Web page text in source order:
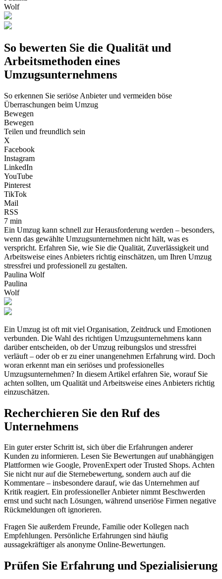
Wolf
So bewerten Sie die Qualität und
Arbeitsmethoden eines
Umzugsunternehmens
So erkennen Sie seriöse Anbieter und vermeiden böse
Überraschungen beim Umzug
Bewegen
Bewegen
Teilen und freundlich sein
X
Facebook
Instagram
LinkedIn
YouTube
Pinterest
TikTok
Mail
RSS
7 min
Ein Umzug kann schnell zur Herausforderung werden – besonders,
wenn das gewählte Umzugsunternehmen nicht hält, was es
verspricht. Erfahren Sie, wie Sie die Qualität, Zuverlässigkeit und
Arbeitsweise eines Anbieters richtig einschätzen, um Ihren Umzug
stressfrei und professionell zu gestalten.
Paulina Wolf
Paulina
Wolf
Ein Umzug ist oft mit viel Organisation, Zeitdruck und Emotionen
verbunden. Die Wahl des richtigen Umzugsunternehmens kann
darüber entscheiden, ob der Umzug reibungslos und stressfrei
verläuft – oder ob er zu einer unangenehmen Erfahrung wird. Doch
woran erkennt man ein seriöses und professionelles
Umzugsunternehmen? In diesem Artikel erfahren Sie, worauf Sie
achten sollten, um Qualität und Arbeitsweise eines Anbieters richtig
einzuschätzen.
Recherchieren Sie den Ruf des
Unternehmens
Ein guter erster Schritt ist, sich über die Erfahrungen anderer
Kunden zu informieren. Lesen Sie Bewertungen auf unabhängigen
Plattformen wie Google, ProvenExpert oder Trusted Shops. Achten
Sie nicht nur auf die Sternebewertung, sondern auch auf die
Kommentare – insbesondere darauf, wie das Unternehmen auf
Kritik reagiert. Ein professioneller Anbieter nimmt Beschwerden
ernst und sucht nach Lösungen, während unseriöse Firmen negative
Rückmeldungen oft ignorieren.
Fragen Sie außerdem Freunde, Familie oder Kollegen nach
Empfehlungen. Persönliche Erfahrungen sind häufig
aussagekräftiger als anonyme Online-Bewertungen.
Prüfen Sie Erfahrung und Spezialisierung